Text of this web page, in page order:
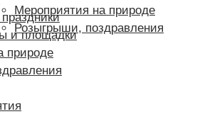
Мероприятия на природе
Розыгрыши, поздравления
и площадки
природе